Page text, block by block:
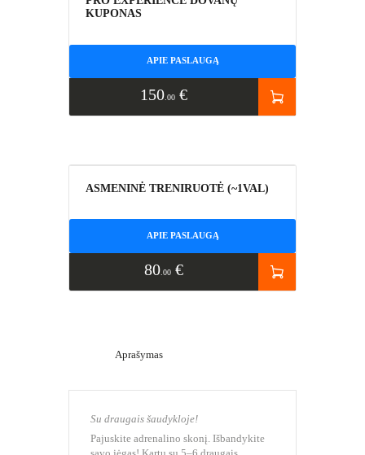
KUPONAS
APIE PASLAUGĄ
150 00 €
ASMENINĖ TRENIRUOTĖ (~1VAL)
APIE PASLAUGĄ
80 00 €
Aprašymas
Su draugais šaudykloje!
Pajuskite adrenalino skonį. Išbandykite